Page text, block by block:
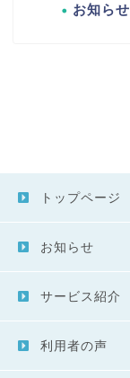
お知らせ
トップページ
お知らせ
サービス紹介
利用者の声